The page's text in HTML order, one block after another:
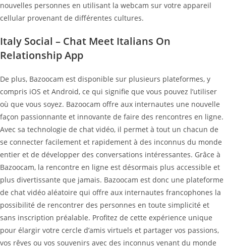
nouvelles personnes en utilisant la webcam sur votre appareil
cellular provenant de différentes cultures.
Italy Social – Chat Meet Italians On
Relationship App
De plus, Bazoocam est disponible sur plusieurs plateformes, y
compris iOS et Android, ce qui signifie que vous pouvez l’utiliser
où que vous soyez. Bazoocam offre aux internautes une nouvelle
façon passionnante et innovante de faire des rencontres en ligne.
Avec sa technologie de chat vidéo, il permet à tout un chacun de
se connecter facilement et rapidement à des inconnus du monde
entier et de développer des conversations intéressantes. Grâce à
Bazoocam, la rencontre en ligne est désormais plus accessible et
plus divertissante que jamais. Bazoocam est donc une plateforme
de chat vidéo aléatoire qui offre aux internautes francophones la
possibilité de rencontrer des personnes en toute simplicité et
sans inscription préalable. Profitez de cette expérience unique
pour élargir votre cercle d’amis virtuels et partager vos passions,
vos rêves ou vos souvenirs avec des inconnus venant du monde